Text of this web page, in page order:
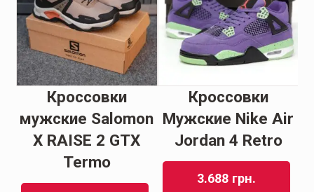
Кроссовки
мужские Salomon
X RAISE 2 GTX
Termo
Кроссовки
Мужские Nike Air
Jordan 4 Retrо
3.688 грн.